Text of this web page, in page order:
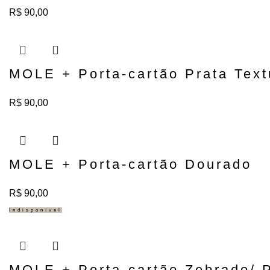
R$ 90,00
MOLE + Porta-cartão Prata
R$ 90,00
MOLE + Porta-cartão Dourado
R$ 90,00
Indisponível